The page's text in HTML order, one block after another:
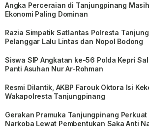
Angka Perceraian di Tanjungpinang
Ekonomi Paling Dominan
Razia Simpatik Satlantas Polresta
Pelanggar Lalu Lintas dan Nopol Bodong
Siswa SIP Angkatan ke-56 Polda Kepri
Panti Asuhan Nur Ar-Rohman
Resmi Dilantik, AKBP Farouk Oktora Isi
Wakapolresta Tanjungpinang
Gerakan Pramuka Tanjungpinang
Narkoba Lewat Pembentukan Saka Anti